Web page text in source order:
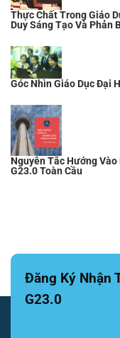
Thực Chất Trong Giáo
Duy Sáng Tạo Và Phản
Góc Nhìn Giáo Dục Đại
Nguyên Tắc Hướng
G23.0 Toàn Cầu
Đăng Ký Nhận
G23.0